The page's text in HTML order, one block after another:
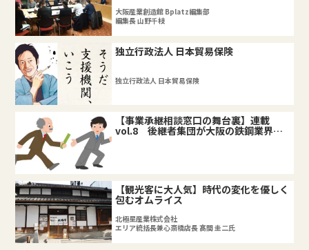
大阪産業創造館 Bplatz編集部
編集長 山野千枝
独立行政法人 日本貿易保険
独立行政法人 日本貿易保険
【事業承継相談窓口の舞台裏】連載
vol.8 後継者集団が大阪の鉄鋼業界の
未来をつくる！？
【観光客に大人気】時代の変化を優しく
包むオムライス
北極星産業株式会社
エリア統括長兼心斎橋店長 髙間 圭二氏